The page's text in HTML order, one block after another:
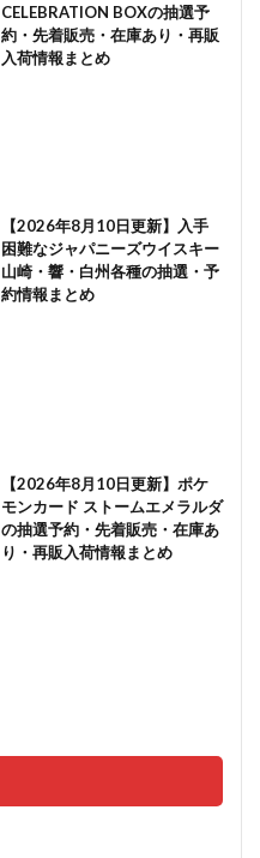
CELEBRATION BOXの抽選予
約・先着販売・在庫あり・再販
入荷情報まとめ
【2026年8月10日更新】入手
困難なジャパニーズウイスキー
山崎・響・白州各種の抽選・予
約情報まとめ
【2026年8月10日更新】ポケ
モンカード ストームエメラルダ
の抽選予約・先着販売・在庫あ
り・再販入荷情報まとめ